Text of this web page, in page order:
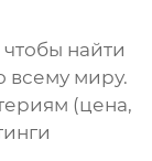
найти
всему миру.
(цена,